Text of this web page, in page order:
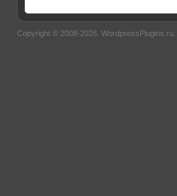
Copyright © 2008-2026. WordpressPlugins.ru